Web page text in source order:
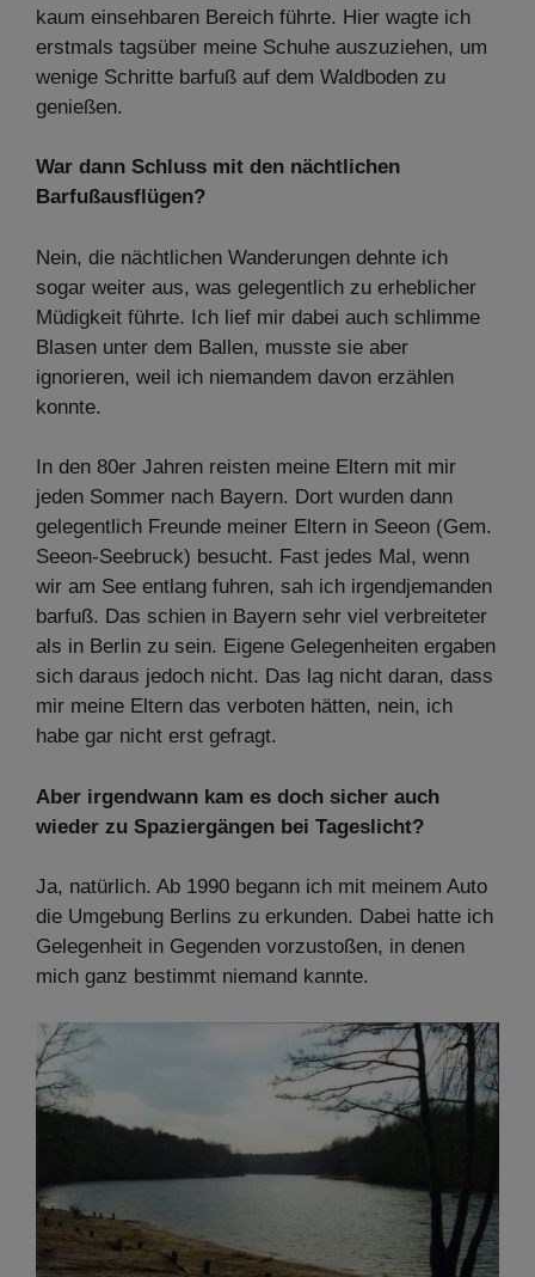
kaum einsehbaren Bereich führte. Hier wagte ich
erstmals tagsüber meine Schuhe auszuziehen, um
wenige Schritte barfuß auf dem Waldboden zu
genießen.
War dann Schluss mit den nächtlichen
Barfußausflügen?
Nein, die nächtlichen Wanderungen dehnte ich
sogar weiter aus, was gelegentlich zu erheblicher
Müdigkeit führte. Ich lief mir dabei auch schlimme
Blasen unter dem Ballen, musste sie aber
ignorieren, weil ich niemandem davon erzählen
konnte.
In den 80er Jahren reisten meine Eltern mit mir
jeden Sommer nach Bayern. Dort wurden dann
gelegentlich Freunde meiner Eltern in Seeon (Gem.
Seeon-Seebruck) besucht. Fast jedes Mal, wenn
wir am See entlang fuhren, sah ich irgendjemanden
barfuß. Das schien in Bayern sehr viel verbreiteter
als in Berlin zu sein. Eigene Gelegenheiten ergaben
sich daraus jedoch nicht. Das lag nicht daran, dass
mir meine Eltern das verboten hätten, nein, ich
habe gar nicht erst gefragt.
Aber irgendwann kam es doch sicher auch
wieder zu Spaziergängen bei Tageslicht?
Ja, natürlich. Ab 1990 begann ich mit meinem Auto
die Umgebung Berlins zu erkunden. Dabei hatte ich
Gelegenheit in Gegenden vorzustoßen, in denen
mich ganz bestimmt niemand kannte.